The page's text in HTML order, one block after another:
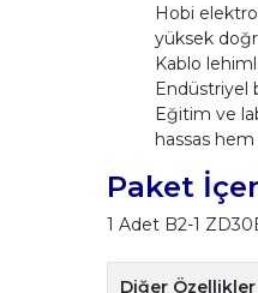
Hobi
yüksek
Kablo
Endüstriyel
Eğitim ve
hassas
Paket
1 Adet B2-1
Diğer Özellikler